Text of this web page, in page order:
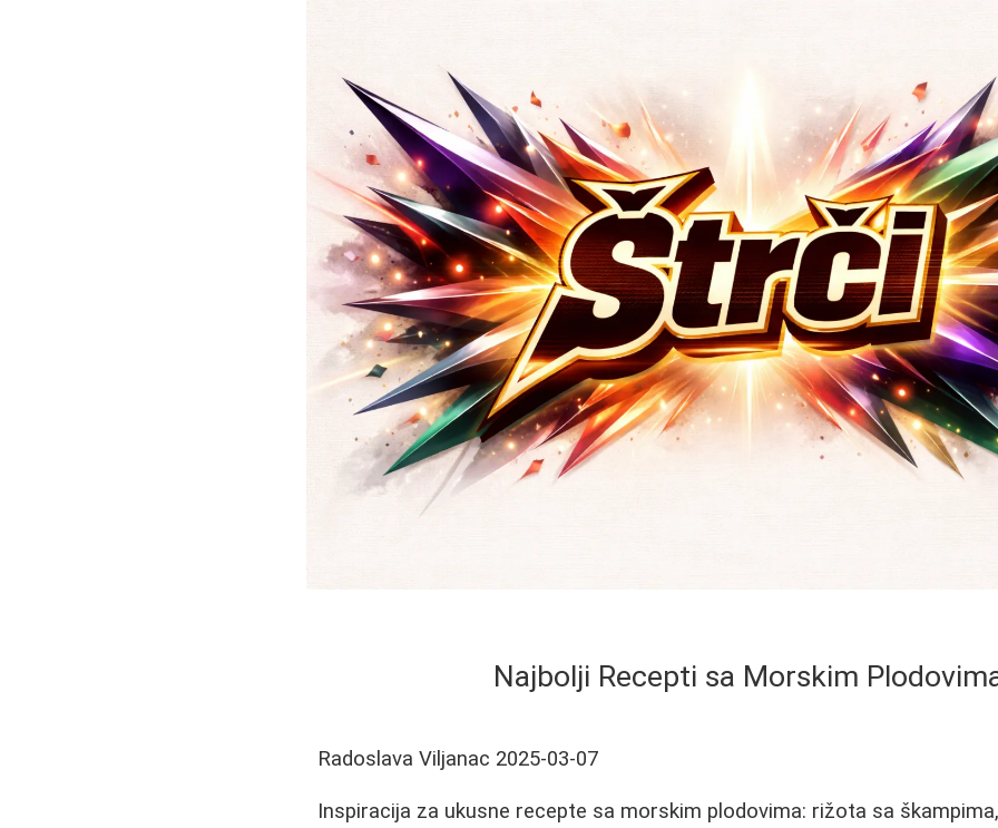
Najbolji Recepti sa Morskim
Radoslava Viljanac 2025-03-07
Inspiracija za ukusne recepte sa morskim plodovima: rižota sa